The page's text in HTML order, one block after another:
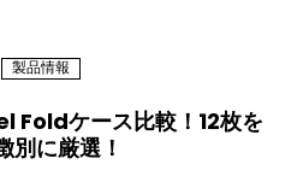
製品情報
Foldケース比較！12枚を
別に厳選！